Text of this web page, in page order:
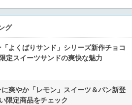
グ
よくばりサンド」シリーズ新作チョコ
定スイーツサンドの爽快な魅力
に爽やか「レモン」スイーツ＆パン新登
限定商品をチェック